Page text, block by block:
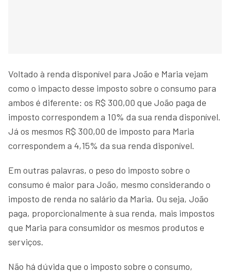
Voltado à renda disponível para João e Maria vejam
como o impacto desse imposto sobre o consumo para
ambos é diferente: os R$ 300,00 que João paga de
imposto correspondem a 10% da sua renda disponível.
Já os mesmos R$ 300,00 de imposto para Maria
correspondem a 4,15% da sua renda disponível.
Em outras palavras, o peso do imposto sobre o
consumo é maior para João, mesmo considerando o
imposto de renda no salário da Maria. Ou seja, João
paga, proporcionalmente à sua renda, mais impostos
que Maria para consumidor os mesmos produtos e
serviços.
Não há dúvida que o imposto sobre o consumo,